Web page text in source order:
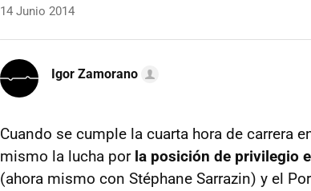
14 Junio 2014
Igor Zamorano
Cuando se cumple la cuarta hora de carrera
mismo la lucha por la posición de privilegio
(ahora mismo con Stéphane Sarrazin) y el